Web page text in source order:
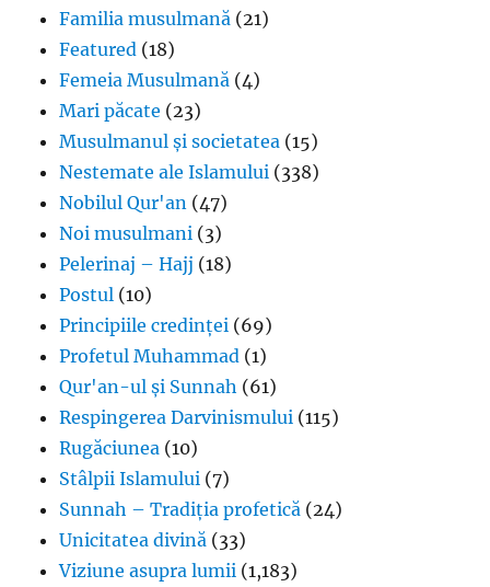
Familia musulmană (21)
Featured (18)
Femeia Musulmană (4)
Mari păcate (23)
Musulmanul și societatea (15)
Nestemate ale Islamului (338)
Nobilul Qur'an (47)
Noi musulmani (3)
Pelerinaj – Hajj (18)
Postul (10)
Principiile credinței (69)
Profetul Muhammad (1)
Qur'an-ul și Sunnah (61)
Respingerea Darvinismului (115)
Rugăciunea (10)
Stâlpii Islamului (7)
Sunnah – Tradiția profetică (24)
Unicitatea divină (33)
Viziune asupra lumii (1,183)